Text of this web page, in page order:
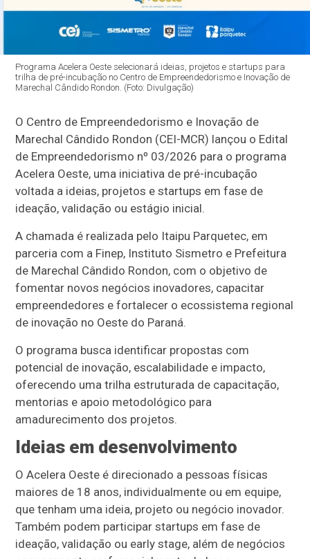
Programa Acelera Oeste selecionará ideias, projetos e startups para
trilha de pré-incubação no Centro de Empreendedorismo e Inovação de
Marechal Cândido Rondon. (Foto: Divulgação)
O Centro de Empreendedorismo e Inovação de
Marechal Cândido Rondon (CEI-MCR) lançou o Edital
de Empreendedorismo nº 03/2026 para o programa
Acelera Oeste, uma iniciativa de pré-incubação
voltada a ideias, projetos e startups em fase de
ideação, validação ou estágio inicial.
A chamada é realizada pelo Itaipu Parquetec, em
parceria com a Finep, Instituto Sismetro e Prefeitura
de Marechal Cândido Rondon, com o objetivo de
fomentar novos negócios inovadores, capacitar
empreendedores e fortalecer o ecossistema regional
de inovação no Oeste do Paraná.
O programa busca identificar propostas com
potencial de inovação, escalabilidade e impacto,
oferecendo uma trilha estruturada de capacitação,
mentorias e apoio metodológico para
amadurecimento dos projetos.
Ideias em desenvolvimento
O Acelera Oeste é direcionado a pessoas físicas
maiores de 18 anos, individualmente ou em equipe,
que tenham uma ideia, projeto ou negócio inovador.
Também podem participar startups em fase de
ideação, validação ou early stage, além de negócios